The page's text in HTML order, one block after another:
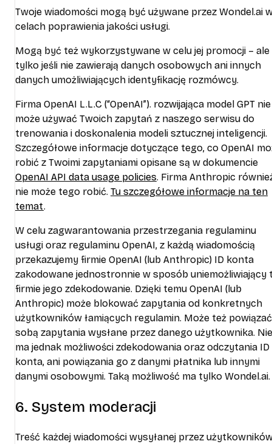
Twoje wiadomości mogą być używane przez Wondel.ai
celach poprawienia jakości usługi.
Mogą być też wykorzystywane w celu jej promocji – ale
tylko jeśli nie zawierają danych osobowych ani innych
danych umożliwiających identyfikację rozmówcy.
Firma OpenAI L.L.C (“OpenAI”). rozwijająca model GPT nie
może używać Twoich zapytań z naszego serwisu do
trenowania i doskonalenia modeli sztucznej inteligencji.
Szczegółowe informacje dotyczące tego, co OpenAI
robić z Twoimi zapytaniami opisane są w dokumencie
OpenAI API data usage policies. Firma Anthropic
nie może tego robić. Tu szczegółowe informacje na ten
temat.
W celu zagwarantowania przestrzegania regulaminu
usługi oraz regulaminu OpenAI, z każdą wiadomością
przekazujemy firmie OpenAI (lub Anthropic) ID konta
zakodowane jednostronnie w sposób uniemożliwiający
firmie jego zdekodowanie. Dzięki temu OpenAI (lub
Anthropic) może blokować zapytania od konkretnych
użytkowników łamiących regulamin. Może też
sobą zapytania wysłane przez danego użytkownika. Nie
ma jednak możliwości zdekodowania oraz odczytania ID
konta, ani powiązania go z danymi płatnika lub innymi
danymi osobowymi. Taką możliwość ma tylko Wondel.ai.
6. System moderacji
Treść każdej wiadomości wysyłanej przez